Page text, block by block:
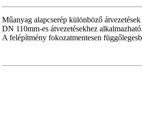
Műanyag alapcserép különböző
DN 110mm-es átvezetésekhez alkalmazható.
A felépítmény fokozatmentesen